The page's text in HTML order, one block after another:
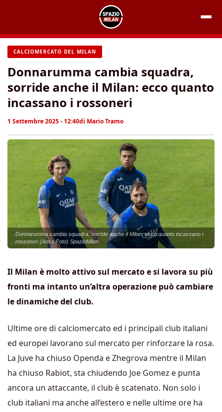
contenuto
CALCIOMERCATO DEL MILAN
Donnarumma cambia squadra,
sorride anche il Milan: ecco quanto
incassano i rossoneri
1 Settembre 2025 - 12:40di Mario Tramo
Donnarumma cambia squadra, sorride anche il Milan: ecco quanto incassano i
rossoneri (Ansa Foto) SpazioMilan
Il Milan è molto attivo sul mercato e si lavora su più
fronti ma intanto un’altra operazione può cambiare
le dinamiche del club.
Ultime ore di calciomercato ed i principali club italiani
ed europei lavorano sul mercato per rinforzare la rosa.
La Juve ha chiuso Openda e Zhegrova mentre il Milan
ha chiuso Rabiot, sta chiudendo Joe Gomez e punta
ancora un attaccante, il club è scatenato. Non solo i
club italiani ma anche all’estero e nelle ultime ore ha